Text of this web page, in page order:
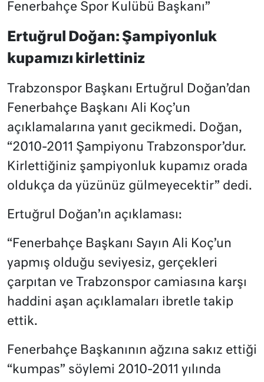
Fenerbahçe Spor Kulübü Başkanı”
Ertuğrul Doğan: Şampiyonluk
kupamızı kirlettiniz
Trabzonspor Başkanı Ertuğrul Doğan’dan
Fenerbahçe Başkanı Ali Koç’un
açıklamalarına yanıt gecikmedi. Doğan,
“2010-2011 Şampiyonu Trabzonspor’dur.
Kirlettiğiniz şampiyonluk kupamız orada
oldukça da yüzünüz gülmeyecektir” dedi.
Ertuğrul Doğan’ın açıklaması:
“Fenerbahçe Başkanı Sayın Ali Koç’un
yapmış olduğu seviyesiz, gerçekleri
çarpıtan ve Trabzonspor camiasına karşı
haddini aşan açıklamaları ibretle takip
ettik.
Fenerbahçe Başkanının ağzına sakız ettiği
“kumpas” söylemi 2010-2011 yılında